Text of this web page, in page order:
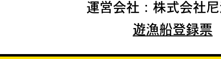
運営会社：株式会社
遊漁船登録票